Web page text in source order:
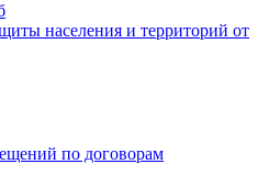
населения и территорий от
по договорам